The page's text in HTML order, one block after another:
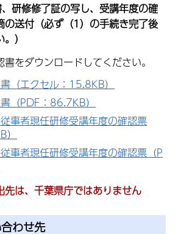
、研修修了証の写し、受講年度の確
の送付（必ず（1）の手続き完了後
）
をダウンロードしてください。
（エクセル：15.8KB）
（PDF：86.7KB）
事者現任研修受講年度の確認票
事者現任研修受講年度の確認票（P
は、千葉県庁ではありません
わせ先